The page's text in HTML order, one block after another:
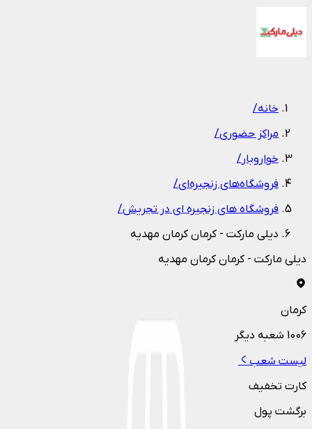
خانه/
مراکز حضوری/
خواروبار/
فروشگاه‌های زنجیره‌ای/
فروشگاه های زنجیره ای در تجریش/
دیلی مارکت - کرمان کرمان مهدیه
دیلی مارکت - کرمان کرمان مهدیه
کرمان
1006 شعبه دیگر
لیست شعب
کارت تخفیف
برگشت پول